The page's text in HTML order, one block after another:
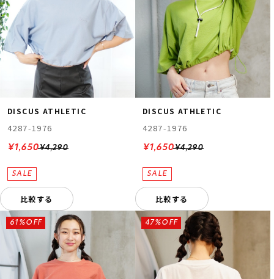
DISCUS ATHLETIC
4287-1976
¥4,290
¥1,650
比較する
DISCUS ATHLETIC
4287-1976
¥4,290
¥1,650
比較する
61%OFF 47%OFF